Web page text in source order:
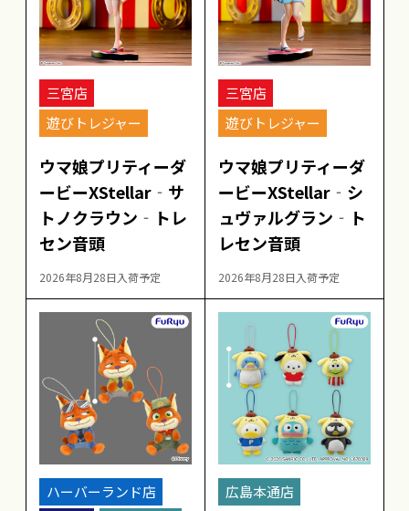
三宮店
遊びトレジャー
ウマ娘プリティーダ
ービーXStellar‐サ
トノクラウン‐トレ
セン音頭
2026年8月28日入荷予定
三宮店
遊びトレジャー
ウマ娘プリティーダ
ービーXStellar‐シ
ュヴァルグラン‐ト
レセン音頭
2026年8月28日入荷予定
ハーバーランド店
広島本通店